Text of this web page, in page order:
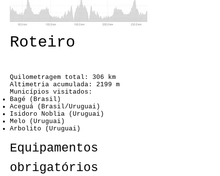
Roteiro
Quilometragem total: 306 km
Altimetria acumulada: 2199 m
Municípios visitados:
Bagé (Brasil)
Aceguá (Brasil/Uruguai)
Isidoro Noblia (Uruguai)
Melo (Uruguai)
Arbolito (Uruguai)
Equipamentos
obrigatórios